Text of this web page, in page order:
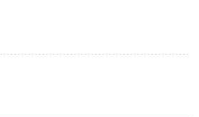
Neapolitan Orange määrä